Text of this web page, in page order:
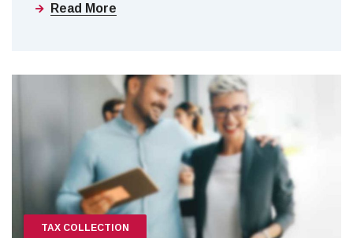
Read More
TAX COLLECTION